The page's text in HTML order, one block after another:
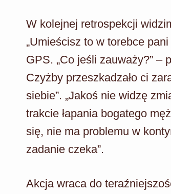
W kolejnej retrospekcji
„Umieścisz to w torebce
GPS. „Co jeśli zauważy?” –
Czyżby przeszkadzało ci
siebie”. „Jakoś nie widzę
trakcie łapania bogatego
się, nie ma problemu w
zadanie czeka”.
Akcja wraca do